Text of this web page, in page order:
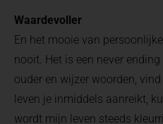
Waardevoller
En het mooie van
nooit. Het is een never
ouder en wijzer woorden, vind
leven je inmiddels aanreikt,
wordt mijn leven steeds